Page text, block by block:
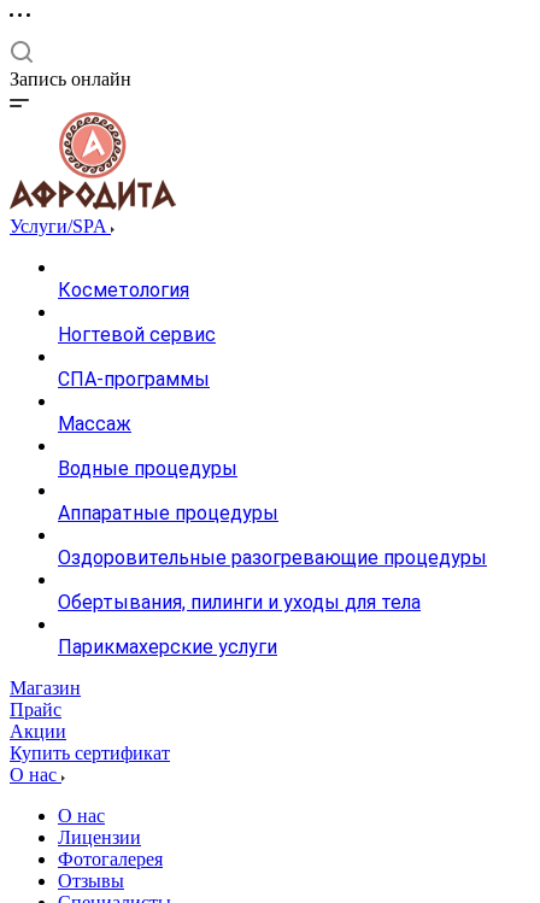
Запись онлайн
Услуги/SPA
Косметология
Ногтевой сервис
СПА-программы
Массаж
Водные процедуры
Аппаратные процедуры
Оздоровительные разогревающие процедуры
Обертывания, пилинги и уходы для тела
Парикмахерские услуги
Магазин
Прайс
Акции
Купить сертификат
О нас
О нас
Лицензии
Фотогалерея
Отзывы